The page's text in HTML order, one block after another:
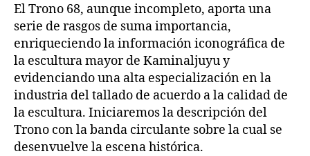
El Trono 68, aunque incompleto, aporta una
serie de rasgos de suma importancia,
enriqueciendo la información iconográfica de
la escultura mayor de Kaminaljuyu y
evidenciando una alta especialización en la
industria del tallado de acuerdo a la calidad de
la escultura. Iniciaremos la descripción del
Trono con la banda circulante sobre la cual se
desenvuelve la escena histórica.